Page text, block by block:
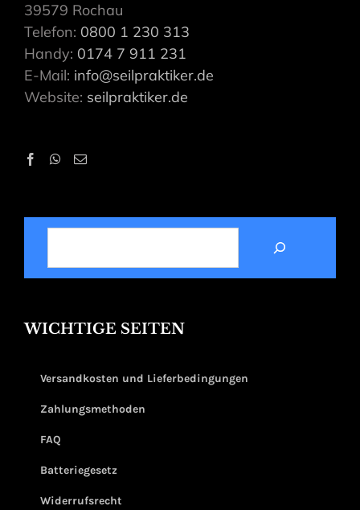
39579 Rochau
Telefon: 0800 1 230 313
Handy: 0174 7 911 231
E-Mail: info@seilpraktiker.de
Website: seilpraktiker.de
SUCHEN
WICHTIGE SEITEN
Versandkosten und Lieferbedingungen
Zahlungsmethoden
FAQ
Batteriegesetz
Widerrufsrecht